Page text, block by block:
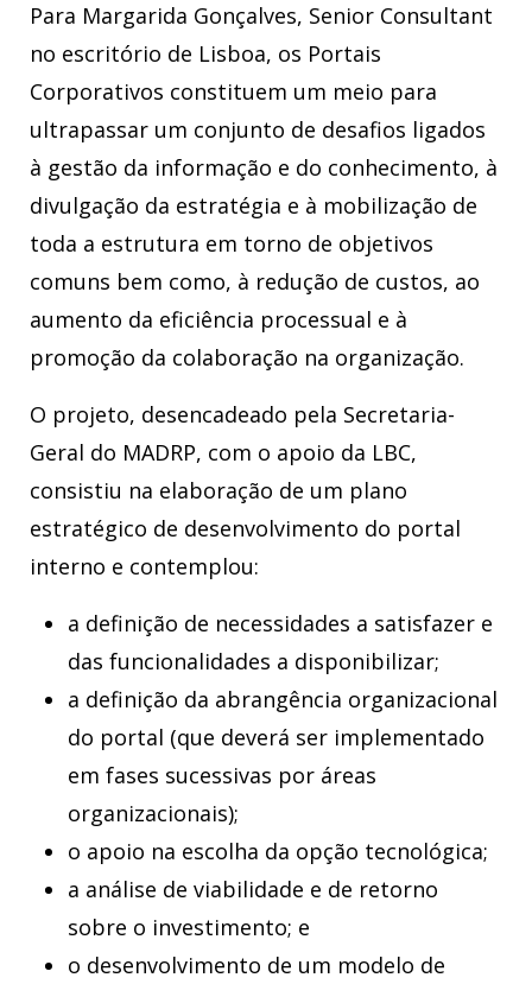
Para Margarida Gonçalves, Senior Consultant
no escritório de Lisboa, os Portais
Corporativos constituem um meio para
ultrapassar um conjunto de desafios ligados
à gestão da informação e do conhecimento, à
divulgação da estratégia e à mobilização de
toda a estrutura em torno de objetivos
comuns bem como, à redução de custos, ao
aumento da eficiência processual e à
promoção da colaboração na organização.
O projeto, desencadeado pela Secretaria-
Geral do MADRP, com o apoio da LBC,
consistiu na elaboração de um plano
estratégico de desenvolvimento do portal
interno e contemplou:
a definição de necessidades a satisfazer e
das funcionalidades a disponibilizar;
a definição da abrangência organizacional
do portal (que deverá ser implementado
em fases sucessivas por áreas
organizacionais);
o apoio na escolha da opção tecnológica;
a análise de viabilidade e de retorno
sobre o investimento; e
o desenvolvimento de um modelo de